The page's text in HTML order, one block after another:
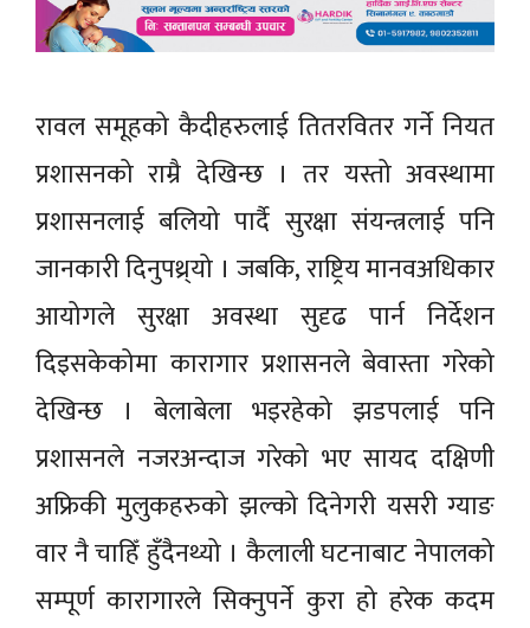
रावल समूहको कैदीहरुलाई तितरवितर गर्ने नियत
प्रशासनको राम्रै देखिन्छ । तर यस्तो अवस्थामा
प्रशासनलाई बलियो पार्दै सुरक्षा संयन्त्रलाई पनि
जानकारी दिनुपथ्र्यो । जबकि, राष्ट्रिय मानवअधिकार
आयोगले सुरक्षा अवस्था सुदृढ पार्न निर्देशन
दिइसकेकोमा कारागार प्रशासनले बेवास्ता गरेको
देखिन्छ । बेलाबेला भइरहेको झडपलाई पनि
प्रशासनले नजरअन्दाज गरेको भए सायद दक्षिणी
अफ्रिकी मुलुकहरुको झल्को दिनेगरी यसरी ग्याङ
वार नै चाहिँ हुँदैनथ्यो । कैलाली घटनाबाट नेपालको
सम्पूर्ण कारागारले सिक्नुपर्ने कुरा हो हरेक कदम